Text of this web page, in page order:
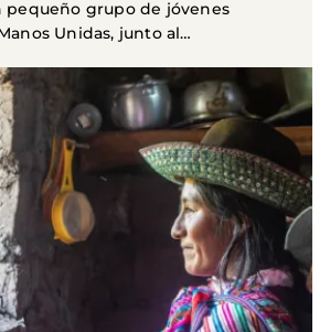
pequeño grupo de jóvenes
Unidas, junto al